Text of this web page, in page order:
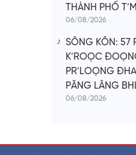
THÀNH PHỐ
06/08/2026
SÔNG KÔN: 57
K’ROỌC
PR’LOỌNG
PĂNG LÂNG
06/08/2026